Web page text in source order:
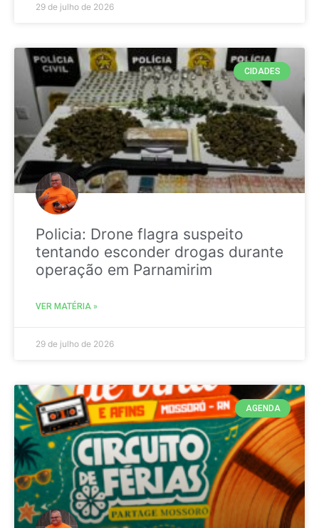
29 de julho de 2026
CIDADES
Policia: Drone flagra suspeito
tentando esconder drogas durante
operação em Parnamirim
VER MATÉRIA »
29 de julho de 2026
AGENDA